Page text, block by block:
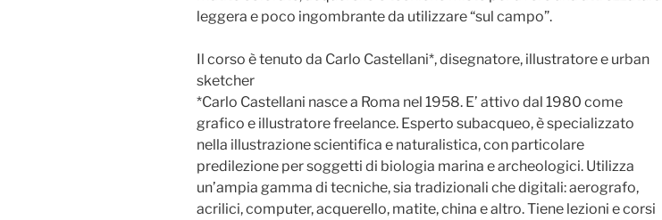
leggera e poco ingombrante da utilizzare “sul campo”.
Il corso è tenuto da Carlo Castellani*, disegnatore, illustratore e urban
sketcher
*Carlo Castellani nasce a Roma nel 1958. E’ attivo dal 1980 come
grafico e illustratore freelance. Esperto subacqueo, è specializzato
nella illustrazione scientifica e naturalistica, con particolare
predilezione per soggetti di biologia marina e archeologici. Utilizza
un’ampia gamma di tecniche, sia tradizionali che digitali: aerografo,
acrilici, computer, acquerello, matite, china e altro. Tiene lezioni e corsi